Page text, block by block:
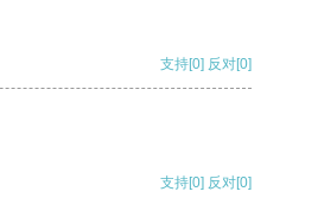
支持[0] 反对[0]
支持[0] 反对[0]